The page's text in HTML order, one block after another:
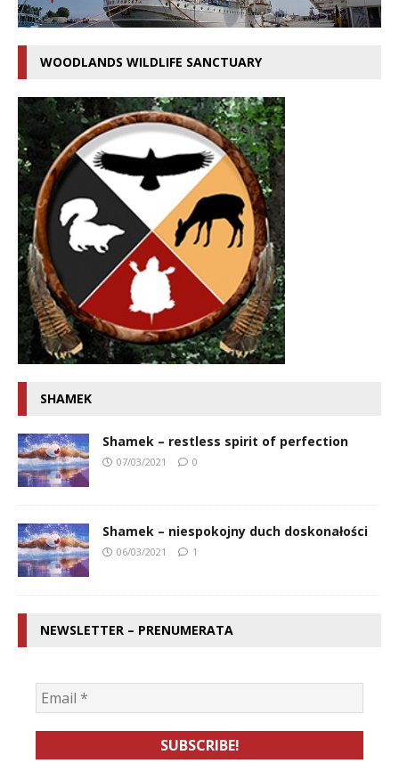
WOODLANDS WILDLIFE SANCTUARY
SHAMEK
Shamek – restless spirit of perfection
07/03/2021 0
Shamek – niespokojny duch doskonałości
06/03/2021 1
NEWSLETTER – PRENUMERATA